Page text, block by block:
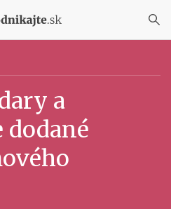
a
dodané